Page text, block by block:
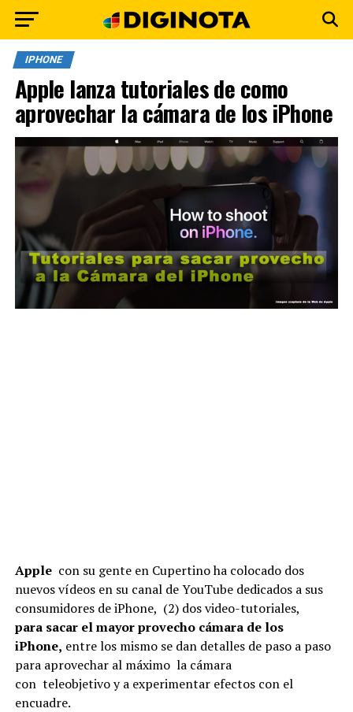
IPHONE
Apple lanza tutoriales de como
aprovechar la cámara de los iPhone
Applecon su gente en Cupertino ha colocado dos
nuevos vídeos en su canal de YouTube dedicados a sus
consumidores de iPhone, (2) dos video-tutoriales,
para sacar el mayor provecho cámara de los
iPhone, entre los mismo se dan detalles de paso a paso
para aprovechar al máximo la cámara
con teleobjetivo y a experimentar efectos con el
encuadre.